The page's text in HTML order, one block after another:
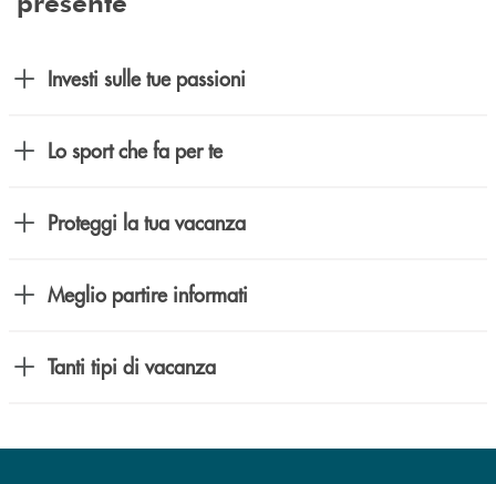
Investi sulle tue passioni
Lo sport che fa per te
Proteggi la tua vacanza
Meglio partire informati
Tanti tipi di vacanza